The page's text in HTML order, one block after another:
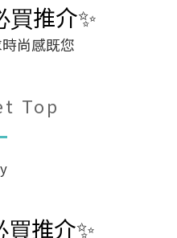
買推介✨
尚感既您
Top
買推介✨